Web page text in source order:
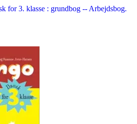
for 3. klasse : grundbog -- Arbejdsbog.